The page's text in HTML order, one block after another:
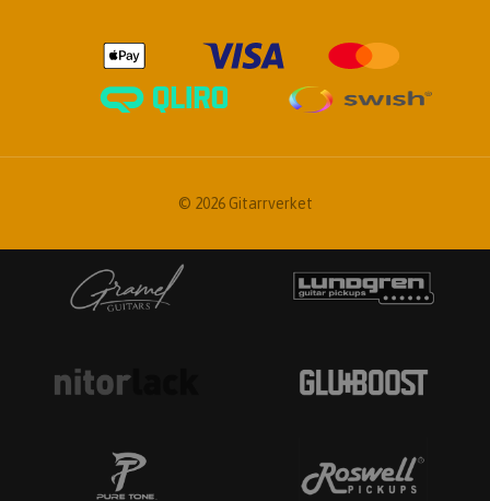
© 2026 Gitarrverket